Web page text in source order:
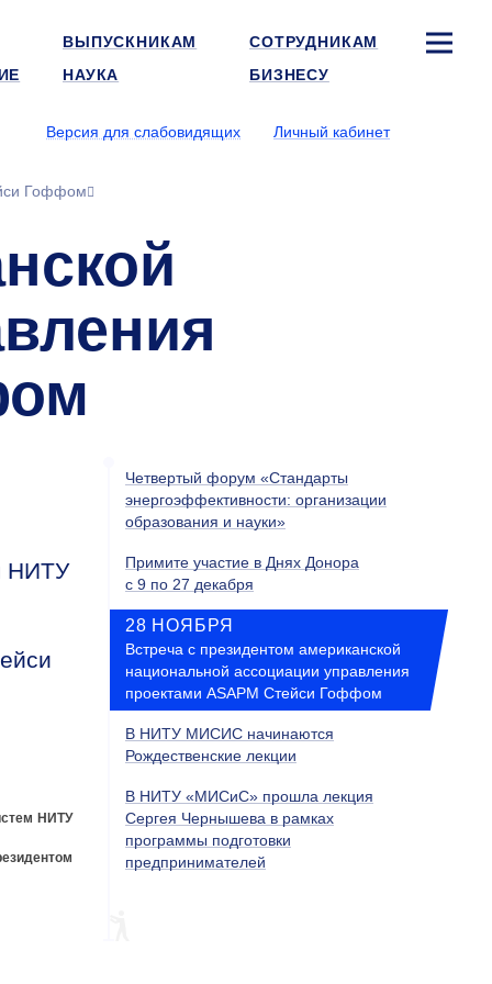
ВЫПУСКНИКАМ
СОТРУДНИКАМ
НАУКА БИЗНЕСУ
Версия для слабовидящих Личный кабинет
Гоффом
НИТУ
НИТУ
Четвертый форум «Стандарты
энергоэффективности: организации
образования и науки»
Примите участие в Днях Донора
с 9 по 27 декабря
28 НОЯБРЯ
Встреча с президентом американской
национальной ассоциации управления
проектами ASAPM Стейси Гоффом
В НИТУ МИСИС начинаются
Рождественские лекции
В НИТУ «МИСиС» прошла лекция
Сергея Чернышева в рамках
программы подготовки
предпринимателей